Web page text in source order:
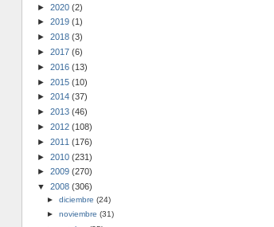
► 2020 (2)
► 2019 (1)
► 2018 (3)
► 2017 (6)
► 2016 (13)
► 2015 (10)
► 2014 (37)
► 2013 (46)
► 2012 (108)
► 2011 (176)
► 2010 (231)
► 2009 (270)
▼ 2008 (306)
► diciembre (24)
► noviembre (31)